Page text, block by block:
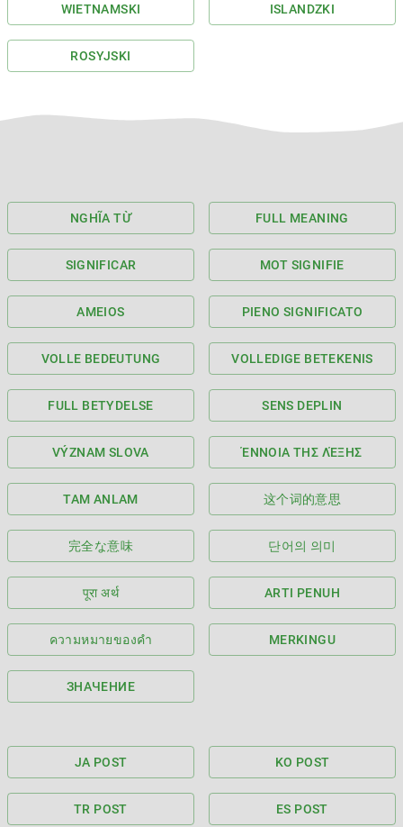
WIETNAMSKI ISLANDZKI
ROSYJSKI
NGHĨA TỪ FULL MEANING
SIGNIFICAR MOT SIGNIFIE
AMEIOS PIENO SIGNIFICATO
VOLLE BEDEUTUNG VOLLEDIGE BETEKENIS
FULL BETYDELSE SENS DEPLIN
VÝZNAM SLOVA ΈΝΝΟΙΑ ΤΗΣ ΛΈΞΗΣ
TAM ANLAM 这个词的意思
完全な意味 단어의 의미
पूरा अर्थ ARTI PENUH
ความหมายของคำ MERKINGU
ЗНАЧЕНИЕ
JA POST KO POST
TR POST ES POST